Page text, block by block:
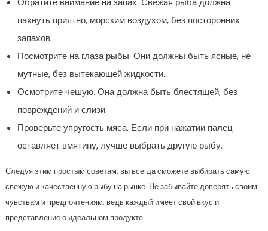
пахнуть приятно, морским воздухом, без посторонних
запахов.
Посмотрите на глаза рыбы. Они должны быть ясные, не
мутные, без вытекающей жидкости.
Осмотрите чешую. Она должна быть блестящей, без
повреждений и слизи.
Проверьте упругость мяса. Если при нажатии палец
оставляет вмятину, лучше выбрать другую рыбу.
Следуя этим простым советам, вы всегда сможете выбирать самую
свежую и качественную рыбу на рынке. Не забывайте доверять своим
чувствам и предпочтениям, ведь каждый имеет свой вкус и
представление о идеальном продукте.